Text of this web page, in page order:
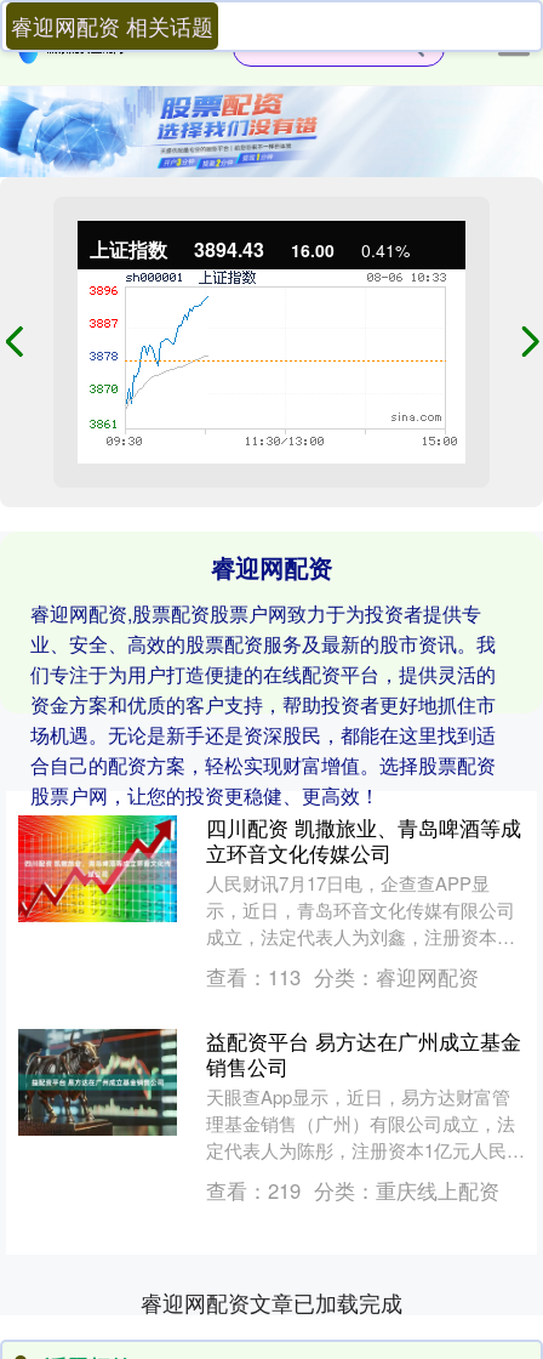
上证指数 3894.43 16.00 0.41%
睿迎网配资
睿迎网配资,股票配资股票户网致力于为投资者提供专
业、安全、高效的股票配资服务及最新的股市资讯。我
们专注于为用户打造便捷的在线配资平台，提供灵活的
资金方案和优质的客户支持，帮助投资者更好地抓住市
场机遇。无论是新手还是资深股民，都能在这里找到适
合自己的配资方案，轻松实现财富增值。选择股票配资
股票户网，让您的投资更稳健、更高效！
睿迎网配资 相关话题
四川配资 凯撒旅业、青岛啤酒等成
立环音文化传媒公司
人民财讯7月17日电，企查查APP显
示，近日，青岛环音文化传媒有限公司
成立，法定代表人为刘鑫，注册资本
500万人民币，经营范围包括组织文化
艺术交流活动、会议及展....
查看： 113 分类： 睿迎网配资
益配资平台 易方达在广州成立基金
销售公司
天眼查App显示，近日，易方达财富管
理基金销售（广州）有限公司成立，法
定代表人为陈彤，注册资本1亿元人民
币，经营范围为公募证券投资基金销
售，由易方达基金管理有限....
查看： 219 分类： 重庆线上配资
睿迎网配资文章已加载完成